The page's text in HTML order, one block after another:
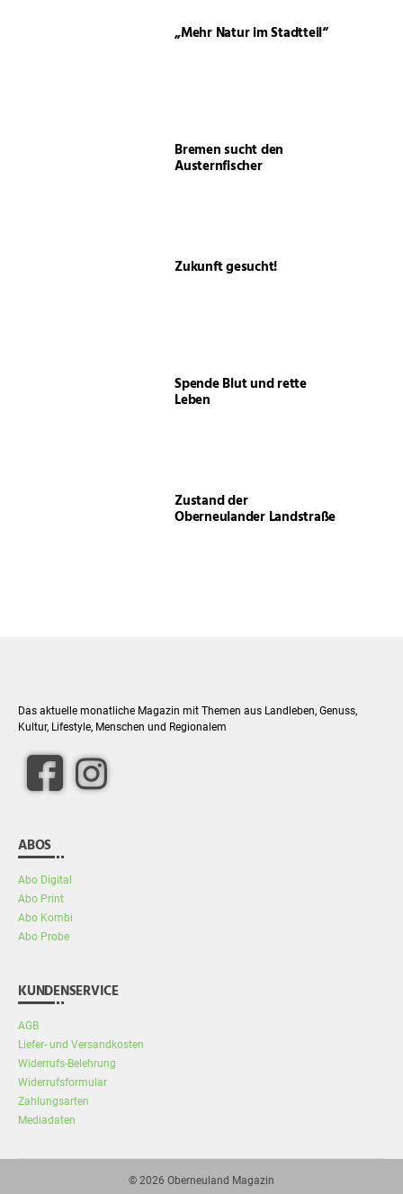
„Mehr Natur im Stadtteil“
Bremen sucht den
Austernfischer
Zukunft gesucht!
Spende Blut und rette
Leben
Zustand der
Oberneulander Landstraße
Das aktuelle monatliche Magazin mit Themen aus Landleben, Genuss,
Kultur, Lifestyle, Menschen und Regionalem
facebook
Instagram
ABOS
Abo Digital
Abo Print
Abo Kombi
Abo Probe
KUNDENSERVICE
AGB
Liefer- und Versandkosten
Widerrufs-Belehrung
Widerrufsformular
Zahlungsarten
Mediadaten
© 2026 Oberneuland Magazin